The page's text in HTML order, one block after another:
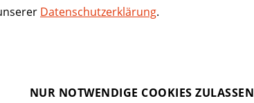
Datenschutzerklärung.
NUR NOTWENDIGE COOKIES ZULASSEN